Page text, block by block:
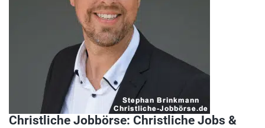
Christliche Jobbörse: Christliche Jobs &